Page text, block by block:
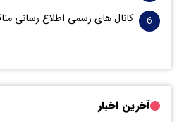
کانال های رسمی اطلاع رسانی
آخرین اخبار